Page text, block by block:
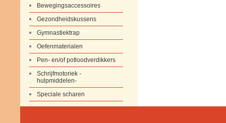
Bewegingsaccessoires
Gezondheidskussens
Gymnastiektrap
Oefenmaterialen
Pen- en/of potloodverdikkers
Schrijfmotoriek -
hulpmiddelen-
Speciale scharen